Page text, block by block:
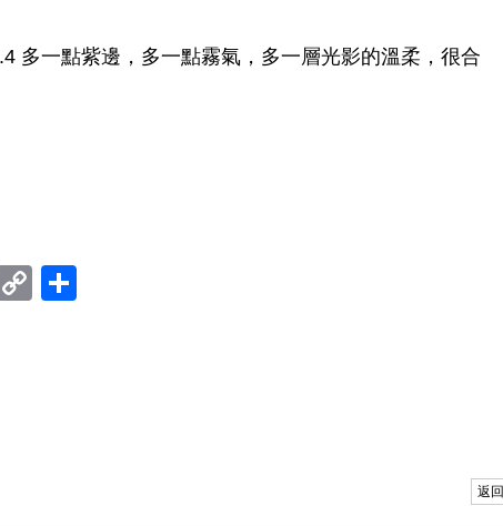
多一點紫邊，多一點霧氣，多一層光影的溫柔，很合
Douban
Copy
返回